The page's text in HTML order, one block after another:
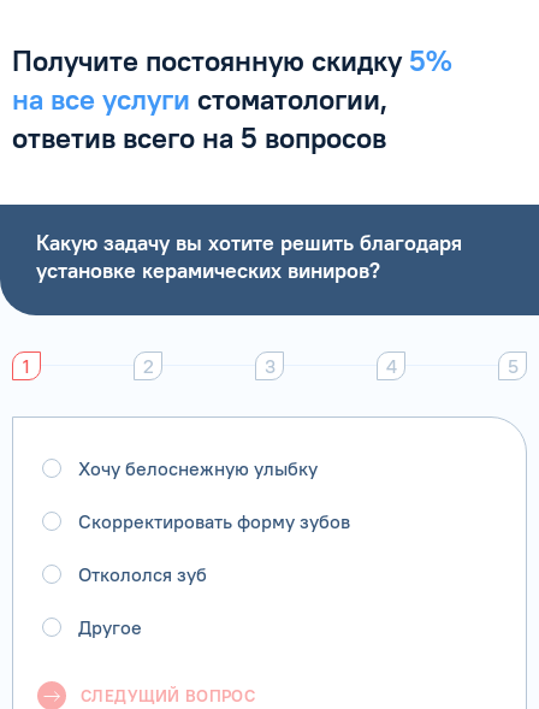
Получите постоянную скидку 5%
на все услуги стоматологии,
ответив всего на 5 вопросов
Какую задачу вы хотите решить благодаря
установке керамических виниров?
1 2 3 4 5
Хочу белоснежную улыбку
Скорректировать форму зубов
Откололся зуб
Другое
СЛЕДУЩИЙ ВОПРОС